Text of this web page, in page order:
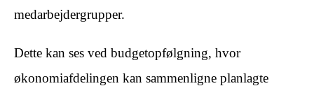
medarbejdergrupper.
Dette kan ses ved budgetopfølgning, hvor
økonomiafdelingen kan sammenligne planlagte